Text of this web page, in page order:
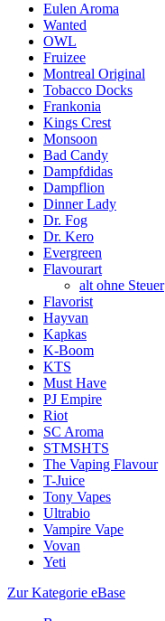
Eulen Aroma
Wanted
OWL
Fruizee
Montreal Original
Tobacco Docks
Frankonia
Kings Crest
Monsoon
Bad Candy
Dampfdidas
Dampflion
Dinner Lady
Dr. Fog
Dr. Kero
Evergreen
Flavourart
alt ohne Steuer
Flavorist
Hayvan
Kapkas
K-Boom
KTS
Must Have
PJ Empire
Riot
SC Aroma
STMSHTS
The Vaping Flavour
T-Juice
Tony Vapes
Ultrabio
Vampire Vape
Vovan
Yeti
Zur Kategorie eBase